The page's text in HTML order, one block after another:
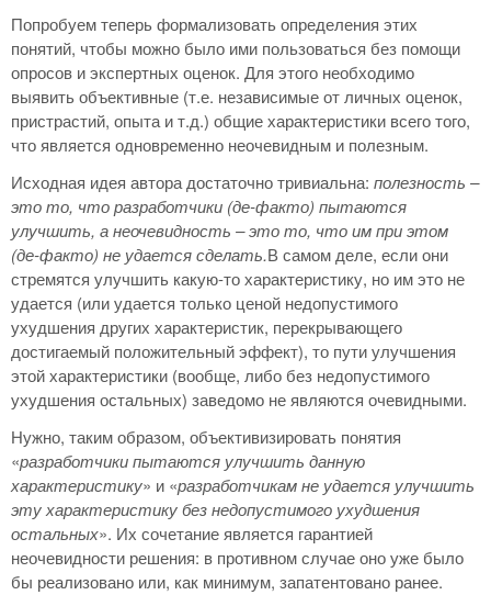
Попробуем теперь формализовать определения этих
понятий, чтобы можно было ими пользоваться без помощи
опросов и экспертных оценок. Для этого необходимо
выявить объективные (т.е. независимые от личных оценок,
пристрастий, опыта и т.д.) общие характеристики всего того,
что является одновременно неочевидным и полезным.
Исходная идея автора достаточно тривиальна: полезность –
это то, что разработчики (де-факто) пытаются
улучшить, а неочевидность – это то, что им при этом
(де-факто) не удается сделать.В самом деле, если они
стремятся улучшить какую-то характеристику, но им это не
удается (или удается только ценой недопустимого
ухудшения других характеристик, перекрывающего
достигаемый положительный эффект), то пути улучшения
этой характеристики (вообще, либо без недопустимого
ухудшения остальных) заведомо не являются очевидными.
Нужно, таким образом, объективизировать понятия
«разработчики пытаются улучшить данную
характеристику» и «разработчикам не удается улучшить
эту характеристику без недопустимого ухудшения
остальных». Их сочетание является гарантией
неочевидности решения: в противном случае оно уже было
бы реализовано или, как минимум, запатентовано ранее.